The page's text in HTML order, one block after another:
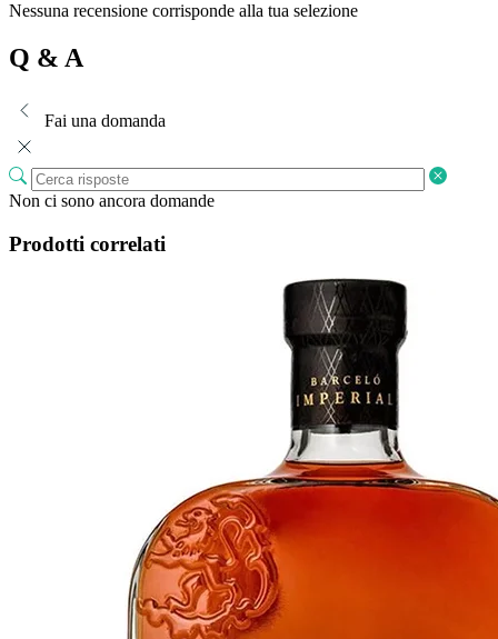
Nessuna recensione corrisponde alla tua selezione
Q & A
Fai una domanda
Non ci sono ancora domande
Prodotti correlati